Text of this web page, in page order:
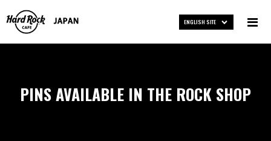
ENGLISH SITE
PINS AVAILABLE IN THE ROCK SHOP